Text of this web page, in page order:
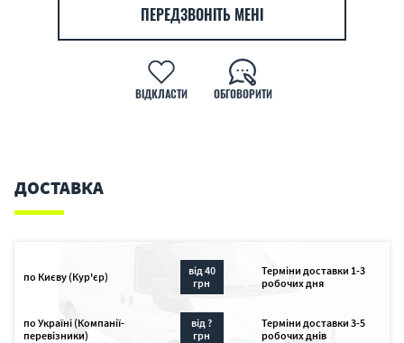
ПЕРЕДЗВОНІТЬ МЕНІ
ВІДКЛАСТИ ОБГОВОРИТИ
ДОСТАВКА
по Києву (Кур'єр)
від 40
грн
Терміни доставки 1-3
робочих дня
по Україні (Компанії-
перевізники)
від ?
грн
Терміни доставки 3-5
робочих днів